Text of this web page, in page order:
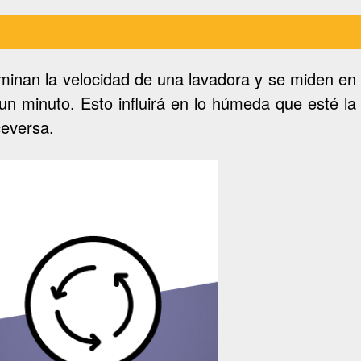
la velocidad de una lavadora y se miden en
minuto. Esto influirá en lo húmeda que esté la
y a evaluar
de tu visita a
Desactivado
Desactivado
pueden
web. Si no permite